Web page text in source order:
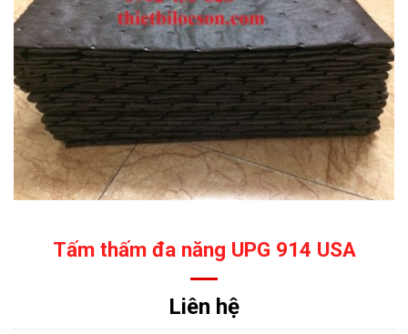
Tấm thấm đa năng UPG 914 USA
Liên hệ